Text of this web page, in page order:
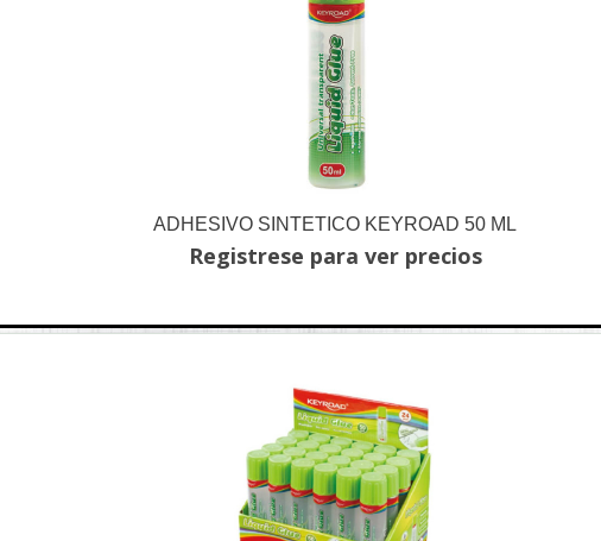
ADHESIVO SINTETICO KEYROAD 50 ML
Registrese para ver precios